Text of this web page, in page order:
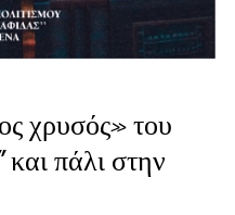
χρυσός» του
πάλι στην